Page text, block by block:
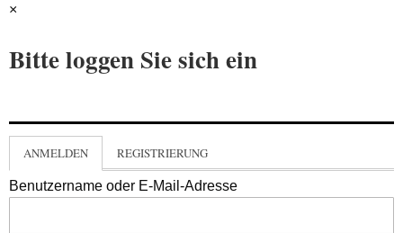
×
Bitte loggen Sie sich ein
ANMELDEN REGISTRIERUNG
Benutzername oder E-Mail-Adresse